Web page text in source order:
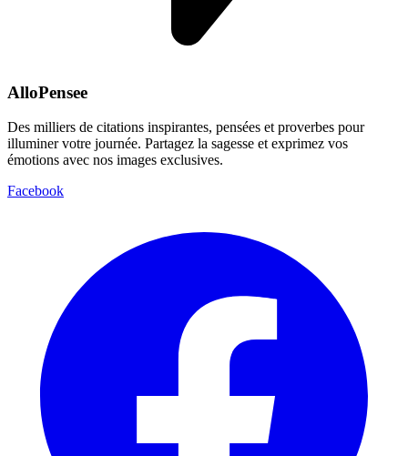
AlloPensee
Des milliers de citations inspirantes, pensées et proverbes pour
illuminer votre journée. Partagez la sagesse et exprimez vos
émotions avec nos images exclusives.
Facebook